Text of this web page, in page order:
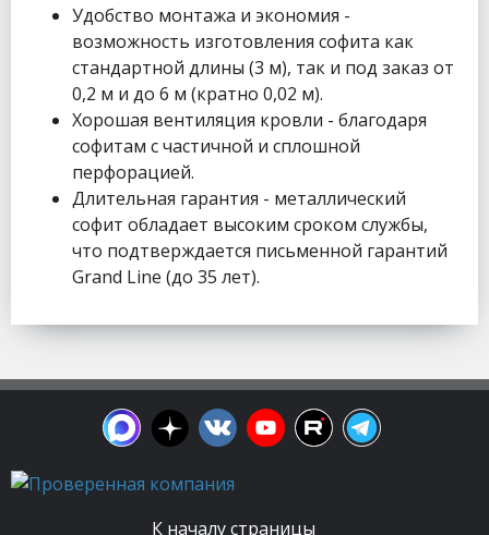
Удобство монтажа и экономия -
возможность изготовления софита как
стандартной длины (3 м), так и под заказ от
0,2 м и до 6 м (кратно 0,02 м).
Хорошая вентиляция кровли - благодаря
софитам с частичной и сплошной
перфорацией.
Длительная гарантия - металлический
софит обладает высоким сроком службы,
что подтверждается письменной гарантий
Grand Line (до 35 лет).
К началу страницы